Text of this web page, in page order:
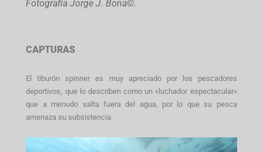
Fotografía Jorge J. Bona©.
CAPTURAS
El tiburón spinner es muy apreciado por los pescadores
deportivos, que lo describen como un «luchador espectacular»
que a menudo salta fuera del agua, por lo que su pesca
amenaza su subsistencia.